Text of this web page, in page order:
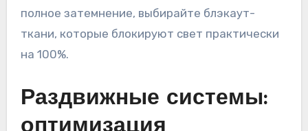
полное затемнение, выбирайте блэкаут-
ткани, которые блокируют свет практически
на 100%.
Раздвижные системы: